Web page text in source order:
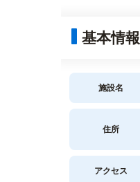
基本情報
施設名
住所
アクセス